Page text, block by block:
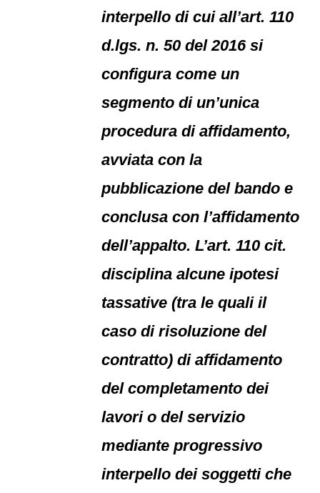
interpello di cui all’art. 110
d.lgs. n. 50 del 2016 si
configura come un
segmento di un’unica
procedura di affidamento,
avviata con la
pubblicazione del bando e
conclusa con l’affidamento
dell’appalto. L’art. 110 cit.
disciplina alcune ipotesi
tassative (tra le quali il
caso di risoluzione del
contratto) di affidamento
del completamento dei
lavori o del servizio
mediante progressivo
interpello dei soggetti che